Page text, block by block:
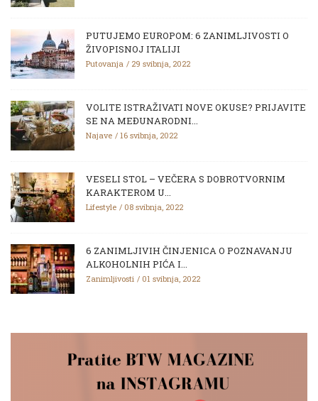
PUTUJEMO EUROPOM: 6 ZANIMLJIVOSTI O
ŽIVOPISNOJ ITALIJI
Putovanja 29 svibnja, 2022
VOLITE ISTRAŽIVATI NOVE OKUSE? PRIJAVITE
SE NA MEĐUNARODNI...
Najave 16 svibnja, 2022
VESELI STOL – VEČERA S DOBROTVORNIM
KARAKTEROM U...
Lifestyle 08 svibnja, 2022
6 ZANIMLJIVIH ČINJENICA O POZNAVANJU
ALKOHOLNIH PIĆA I...
Zanimljivosti 01 svibnja, 2022